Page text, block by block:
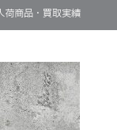
荷商品・買取実績